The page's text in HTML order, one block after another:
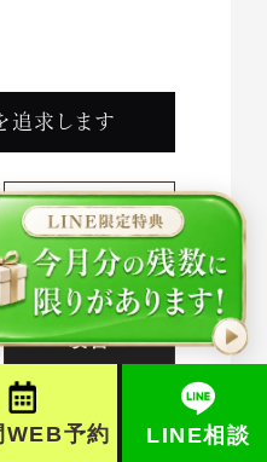
追求します
ガミースマイルの
改善
WEB予約 LINE相談